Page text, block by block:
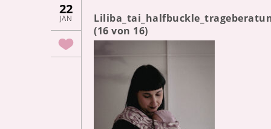
22
JAN
(16 von 16)